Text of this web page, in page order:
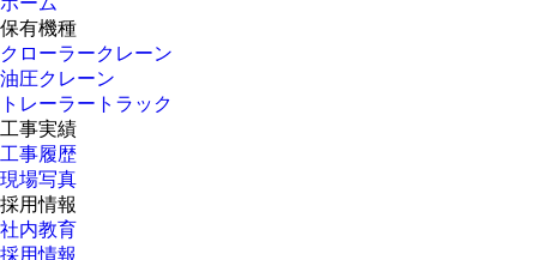
保有機種
クローラークレーン
油圧クレーン
トレーラートラック
工事実績
工事履歴
現場写真
採用情報
社内教育
採用情報